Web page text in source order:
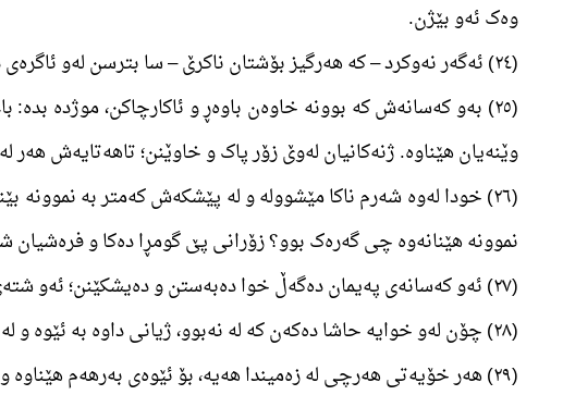
وەک ئەو بێژن.
(٢٤) ئەگەر نەوکرد – کە ھەرگیز بۆشتان ناکرێ – سا بترسن لەو ئاگرەی دەستەچیلەی تەوەن و لەشی مرۆیە و ھەر بۆ خودانەناسەکان ھەڵکراوە.
(٢٥) بەو کەسانەش کە بوونە خاوەن باوەڕ و ئاکارچاکن، موژدە
وێنەیان ھێناوە. ژنەکانیان لەوێ زۆر پاک و خاوێنن؛ تاھەتایەش ھەر
(٢٦) خودا لەوە شەرم ناکا مێشوولە و لە پێشکەش کەمتر بە نموونە
نموونە ھێنانەوە چی گەرەک بوو؟ زۆرانی پێ گومڕا دەکا و فرەشیان
(٢٧) ئەو کەسانەی پەیمان دەگەڵ خوا دەبەستن و دەیشکێنن؛ ئەو شتەی خودا ویستوویە ھەر بە ساغی بیھێڵنەوە، دەپسێنن و لە عەردا بەدفەڕی دەکەن، ھەر خۆیان زیانبار دەبن.
(٢٨) چۆن لەو خوایە حاشا دەکەن کە لە نەبوو، ژیانی داوە بە ئێوە و لە پاشان دەتانمرێنێ و دیسان زیندوو دەکاتەوە و ئەوسا گشتوو بۆ لای ئەو دەگەڕێنەوە.
(٢٩) ھەر خۆیەتی ھەرچی لە زەمیندا ھەیە، بۆ ئێوەی بەرھەم ھێناوە و ئەوسا پەرژایە بەرزایی و حەوت نھۆمی لێ دروست کرد. ھەر ئەویشە ئاگای لە ھەموو شت ھەیە.